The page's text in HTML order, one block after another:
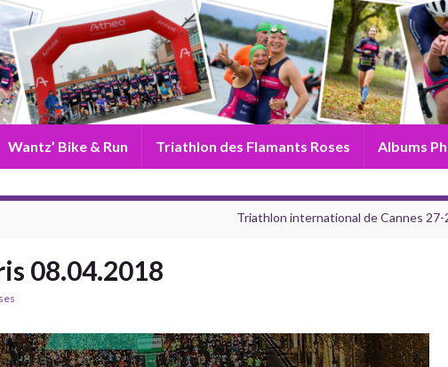
Wantz’ Bike & Run Triathlon des Flamants Roses Albums
Triathlon international de Cannes 27-
08.04.2018